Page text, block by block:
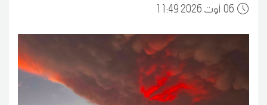
0611:49 2026 أوت